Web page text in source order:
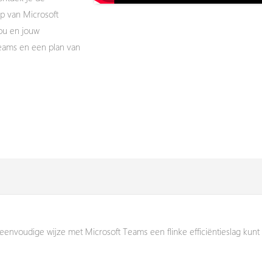
van Microsoft
en jouw
en een plan van
wijze met Microsoft Teams een flinke efficiëntieslag kunt